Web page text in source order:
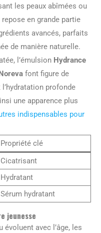
les peaux abîmées ou
en grande partie
avancés, parfaits
de manière naturelle.
l’émulsion Hydrance
font figure de
profonde
une apparence plus
indispensables pour
Propriété clé
Cicatrisant
Hydratant
Sérum hydratant
jeunesse
évoluent avec l’âge, les